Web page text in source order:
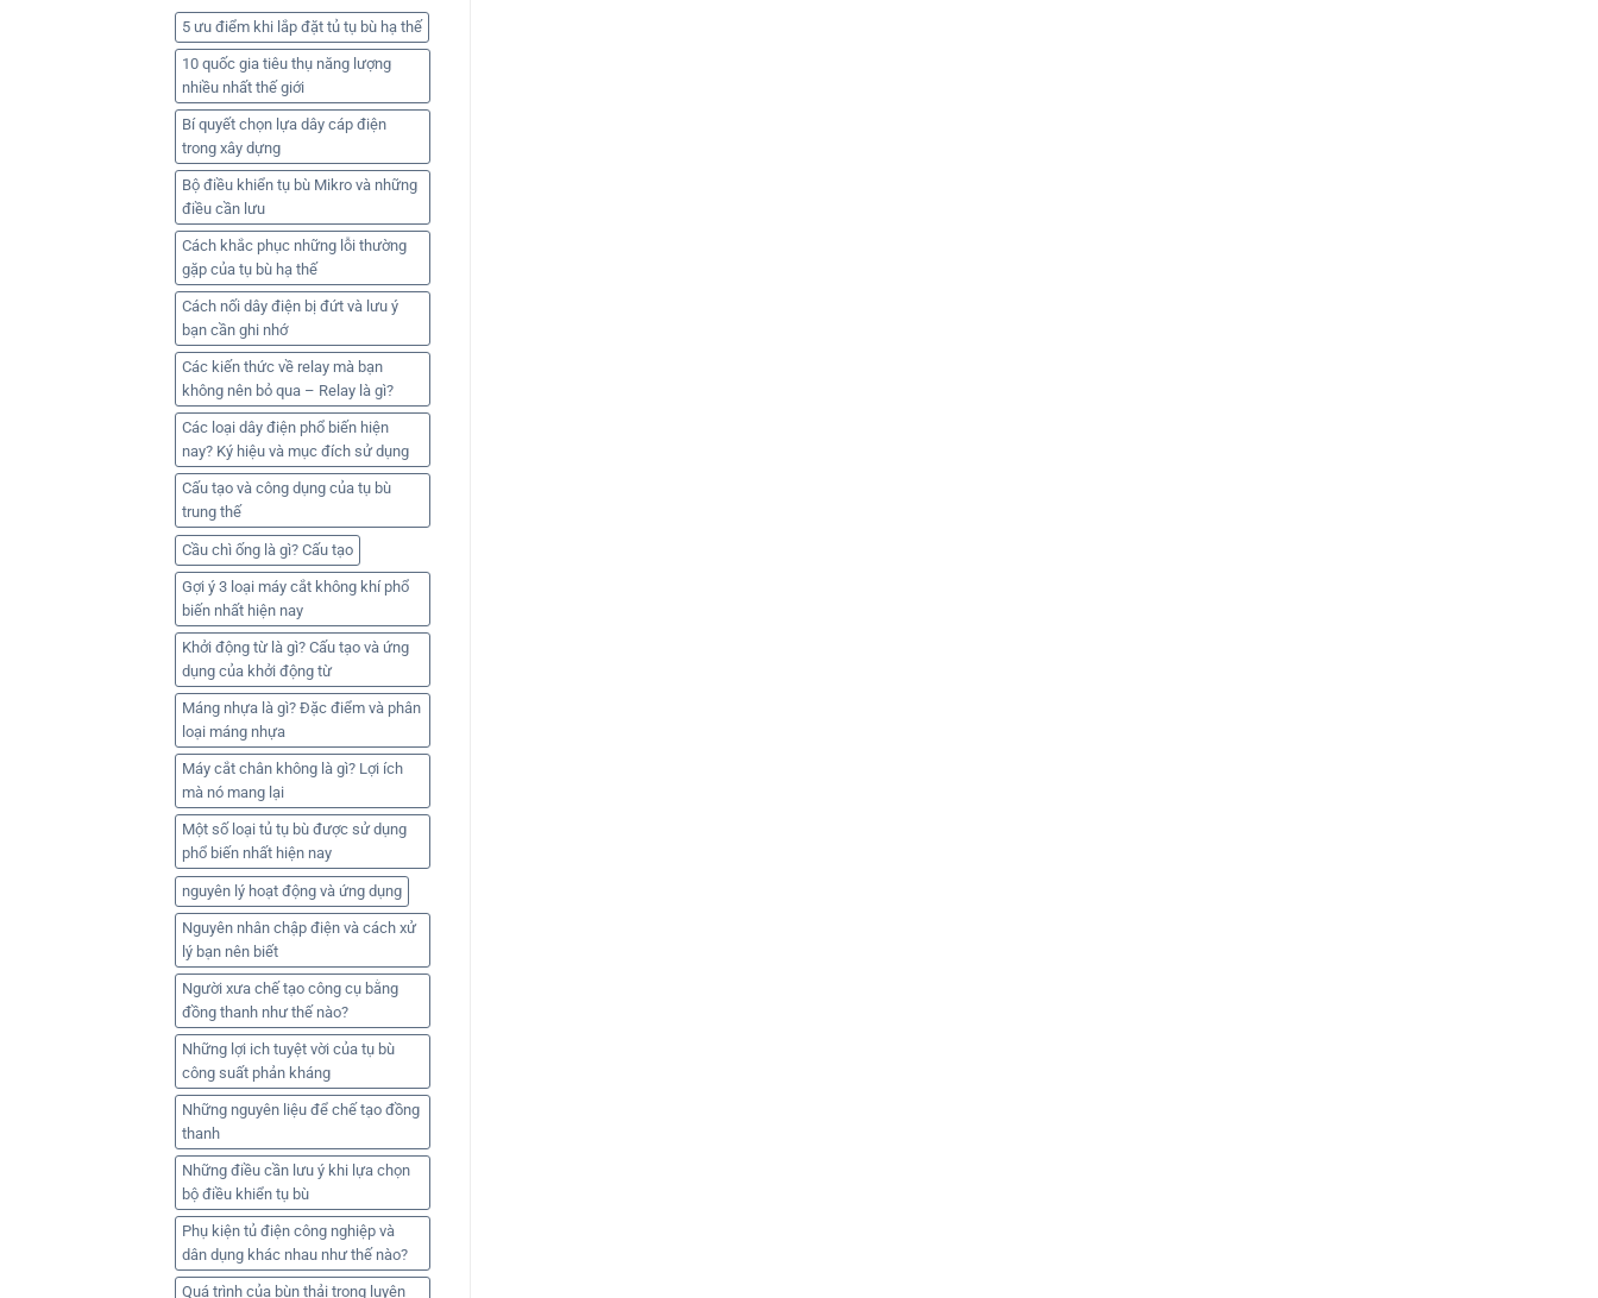
5 ưu điểm khi lắp đặt tủ tụ bù hạ thế
10 quốc gia tiêu thụ năng lượng
nhiều nhất thế giới
Bí quyết chọn lựa dây cáp điện
trong xây dựng
Bộ điều khiển tụ bù Mikro và những
điều cần lưu
Cách khắc phục những lỗi thường
gặp của tụ bù hạ thế
Cách nối dây điện bị đứt và lưu ý
bạn cần ghi nhớ
Các kiến thức về relay mà bạn
không nên bỏ qua – Relay là gì?
Các loại dây điện phổ biến hiện
nay? Ký hiệu và mục đích sử dụng
Cấu tạo và công dụng của tụ bù
trung thế
Cầu chì ống là gì? Cấu tạo
Gợi ý 3 loại máy cắt không khí phổ
biến nhất hiện nay
Khởi động từ là gì? Cấu tạo và ứng
dụng của khởi động từ
Máng nhựa là gì? Đặc điểm và phân
loại máng nhựa
Máy cắt chân không là gì? Lợi ích
mà nó mang lại
Một số loại tủ tụ bù được sử dụng
phổ biến nhất hiện nay
nguyên lý hoạt động và ứng dụng
Nguyên nhân chập điện và cách xử
lý bạn nên biết
Người xưa chế tạo công cụ bằng
đồng thanh như thế nào?
Những lợi ich tuyệt vời của tụ bù
công suất phản kháng
Những nguyên liệu để chế tạo đồng
thanh
Những điều cần lưu ý khi lựa chọn
bộ điều khiển tụ bù
Phụ kiện tủ điện công nghiệp và
dân dụng khác nhau như thế nào?
Quá trình của bùn thải trong luyện